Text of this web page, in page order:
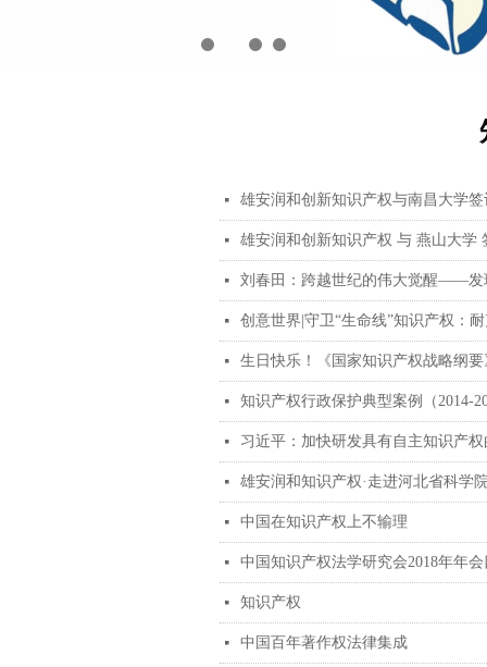
넷 雄安润和创新知识产权与南昌大学
넷 雄安润和创新知识产权 与 燕山大学
넷 刘春田：跨越世纪的伟大觉醒——发
넷 创意世界|守卫“生命线”知识产权：
넷 生日快乐！《国家知识产权战略纲要
넷 知识产权行政保护典型案例（2014-
넷
넷 雄安润和知识产权·走进河北省科学
넷 中国在知识产权上不输理
넷 中国知识产权法学研究会2018年年
넷 知识产权
넷 中国百年著作权法律集成